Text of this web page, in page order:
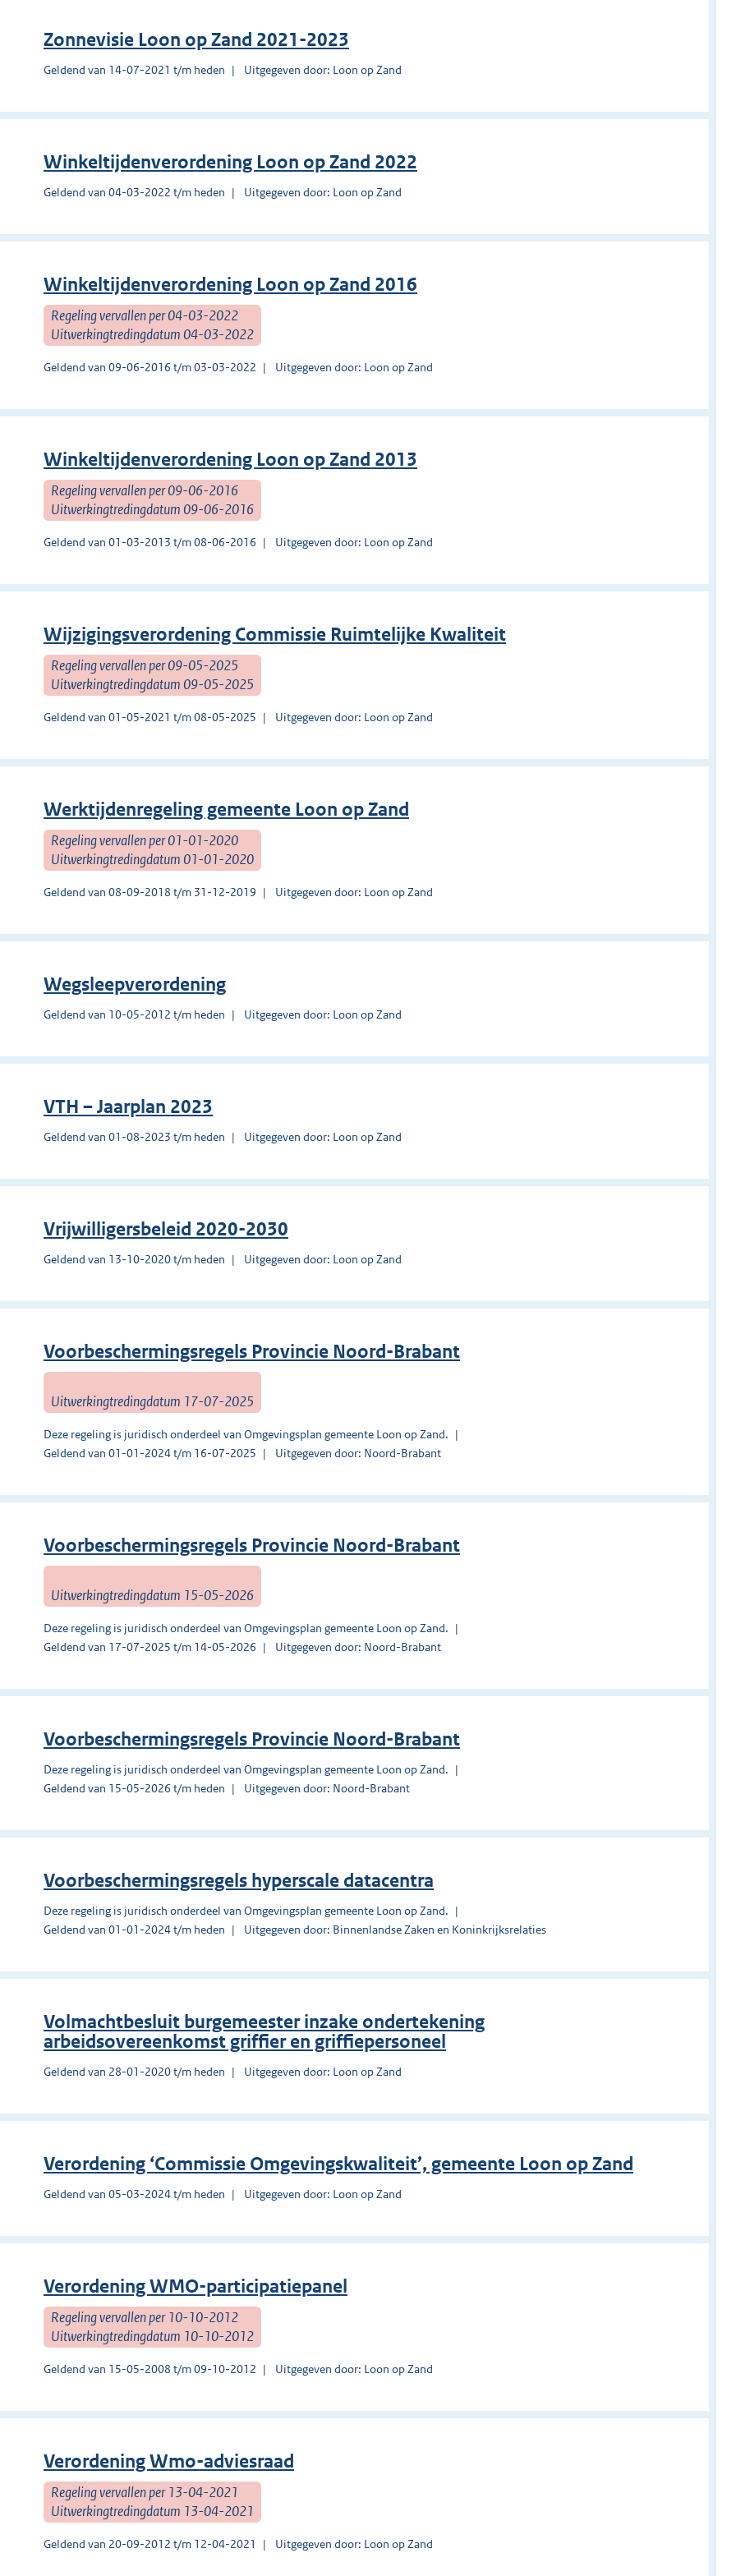
Zonnevisie Loon op Zand 2021-2023
Geldend van 14-07-2021 t/m heden Uitgegeven door: Loon op Zand
Winkeltijdenverordening Loon op Zand 2022
Geldend van 04-03-2022 t/m heden Uitgegeven door: Loon op Zand
Winkeltijdenverordening Loon op Zand 2016
Regeling vervallen per 04-03-2022
Uitwerkingtredingdatum 04-03-2022
Geldend van 09-06-2016 t/m 03-03-2022 Uitgegeven door: Loon op Zand
Winkeltijdenverordening Loon op Zand 2013
Regeling vervallen per 09-06-2016
Uitwerkingtredingdatum 09-06-2016
Geldend van 01-03-2013 t/m 08-06-2016 Uitgegeven door: Loon op Zand
Wijzigingsverordening Commissie Ruimtelijke Kwaliteit
Regeling vervallen per 09-05-2025
Uitwerkingtredingdatum 09-05-2025
Geldend van 01-05-2021 t/m 08-05-2025 Uitgegeven door: Loon op Zand
Werktijdenregeling gemeente Loon op Zand
Regeling vervallen per 01-01-2020
Uitwerkingtredingdatum 01-01-2020
Geldend van 08-09-2018 t/m 31-12-2019 Uitgegeven door: Loon op Zand
Wegsleepverordening
Geldend van 10-05-2012 t/m heden Uitgegeven door: Loon op Zand
VTH – Jaarplan 2023
Geldend van 01-08-2023 t/m heden Uitgegeven door: Loon op Zand
Vrijwilligersbeleid 2020-2030
Geldend van 13-10-2020 t/m heden Uitgegeven door: Loon op Zand
Voorbeschermingsregels Provincie Noord-Brabant
Uitwerkingtredingdatum 17-07-2025
Deze regeling is juridisch onderdeel van Omgevingsplan gemeente Loon op Zand.
Geldend van 01-01-2024 t/m 16-07-2025
Uitgegeven door: Noord-Brabant
Voorbeschermingsregels Provincie Noord-Brabant
Uitwerkingtredingdatum 15-05-2026
Deze regeling is juridisch onderdeel van Omgevingsplan gemeente Loon op Zand.
Geldend van 17-07-2025 t/m 14-05-2026
Uitgegeven door: Noord-Brabant
Voorbeschermingsregels Provincie Noord-Brabant
Deze regeling is juridisch onderdeel van Omgevingsplan gemeente Loon op Zand.
Geldend van 15-05-2026 t/m heden
Uitgegeven door: Noord-Brabant
Voorbeschermingsregels hyperscale datacentra
Deze regeling is juridisch onderdeel van Omgevingsplan gemeente Loon op Zand.
Geldend van 01-01-2024 t/m heden
Uitgegeven door: Binnenlandse Zaken en Koninkrijksrelaties
Volmachtbesluit burgemeester inzake ondertekening
arbeidsovereenkomst griffier en griffiepersoneel
Geldend van 28-01-2020 t/m heden Uitgegeven door: Loon op Zand
Verordening ‘Commissie Omgevingskwaliteit’, gemeente Loon op Zand
Geldend van 05-03-2024 t/m heden Uitgegeven door: Loon op Zand
Verordening WMO-participatiepanel
Regeling vervallen per 10-10-2012
Uitwerkingtredingdatum 10-10-2012
Geldend van 15-05-2008 t/m 09-10-2012 Uitgegeven door: Loon op Zand
Verordening Wmo-adviesraad
Regeling vervallen per 13-04-2021
Uitwerkingtredingdatum 13-04-2021
Geldend van 20-09-2012 t/m 12-04-2021 Uitgegeven door: Loon op Zand